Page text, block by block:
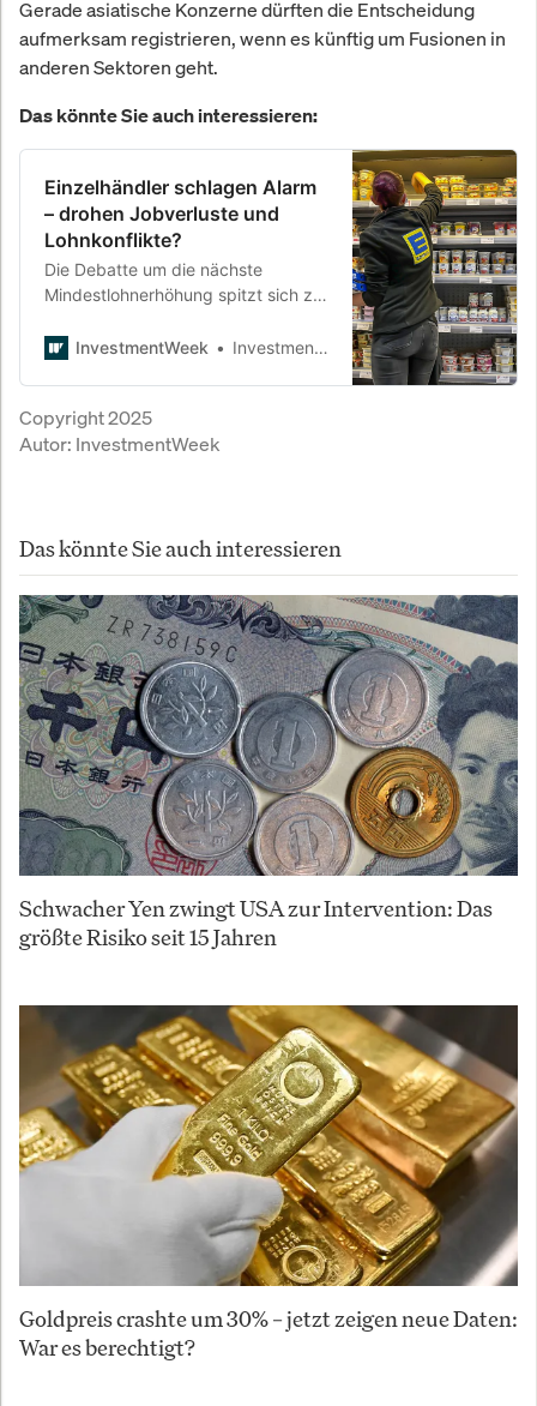
Gerade asiatische Konzerne dürften die Entscheidung
aufmerksam registrieren, wenn es künftig um Fusionen in
anderen Sektoren geht.
Das könnte Sie auch interessieren:
Einzelhändler schlagen Alarm
– drohen Jobverluste und
Lohnkonflikte?
Die Debatte um die nächste
Mindestlohnerhöhung spitzt sich zu.
formuliert, warnt der Einzelhandel
Branche fordert erstmals ein
komplettes Einfrieren der
InvestmentWeek InvestmentWeek
Copyright 2025
Autor: InvestmentWeek
Das könnte Sie auch interessieren
Schwacher Yen zwingt USA zur Intervention: Das
größte Risiko seit 15 Jahren
Goldpreis crashte um 30% – jetzt zeigen neue Daten:
War es berechtigt?